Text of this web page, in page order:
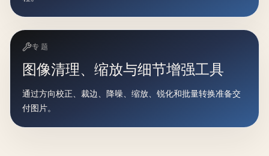
专题
图像清理、缩放与细节增强工具
通过方向校正、裁边、降噪、缩放、锐化和批量转换准备交
付图片。